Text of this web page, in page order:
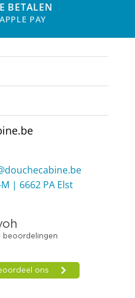
BETALEN
PAY
| 6662 PA Elst